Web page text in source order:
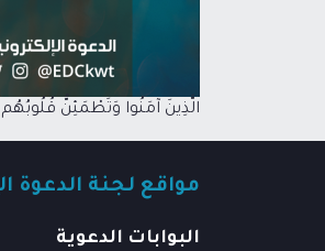
الَّذِينَ آمَنُوا وَتَطْمَئِنُّ قُلُوبُهُم
مواقع لجنة الدعوة
البوابات الدعوية